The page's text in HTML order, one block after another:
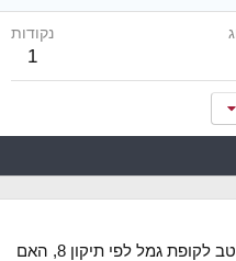
נקודות
1
האם ניתן לנייד קופת גמל כמוטב לקופת גמל לפי תיקון 8, האם